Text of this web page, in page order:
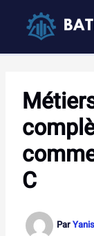
contenu
C
Par